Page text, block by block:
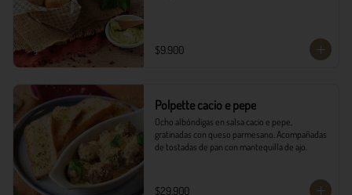
$9.900
Polpette cacio e pepe
Ocho albóndigas en salsa cacio e pepe,
gratinadas con queso parmesano. Acompañadas
de tostadas de pan con mantequilla de ajo.
$29.900